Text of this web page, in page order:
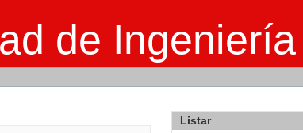
de Ingeniería
Listar